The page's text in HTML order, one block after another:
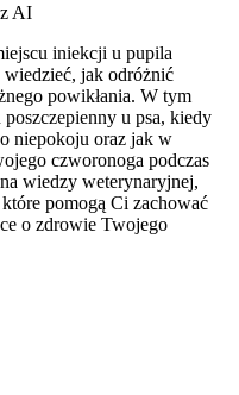
AI
iniekcji u pupila
wiedzieć, jak odróżnić
powikłania. W tym
u psa, kiedy
niepokoju oraz jak w
czworonoga podczas
wiedzy weterynaryjnej,
pomogą Ci zachować
o zdrowie Twojego